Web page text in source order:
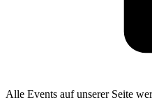
Alle Events auf unserer Seite